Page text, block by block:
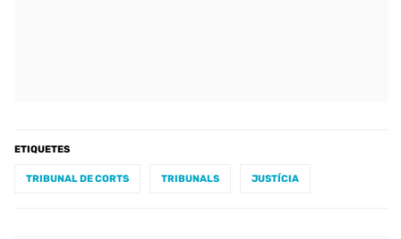
ETIQUETES
TRIBUNAL DE CORTS TRIBUNALS JUSTÍCIA